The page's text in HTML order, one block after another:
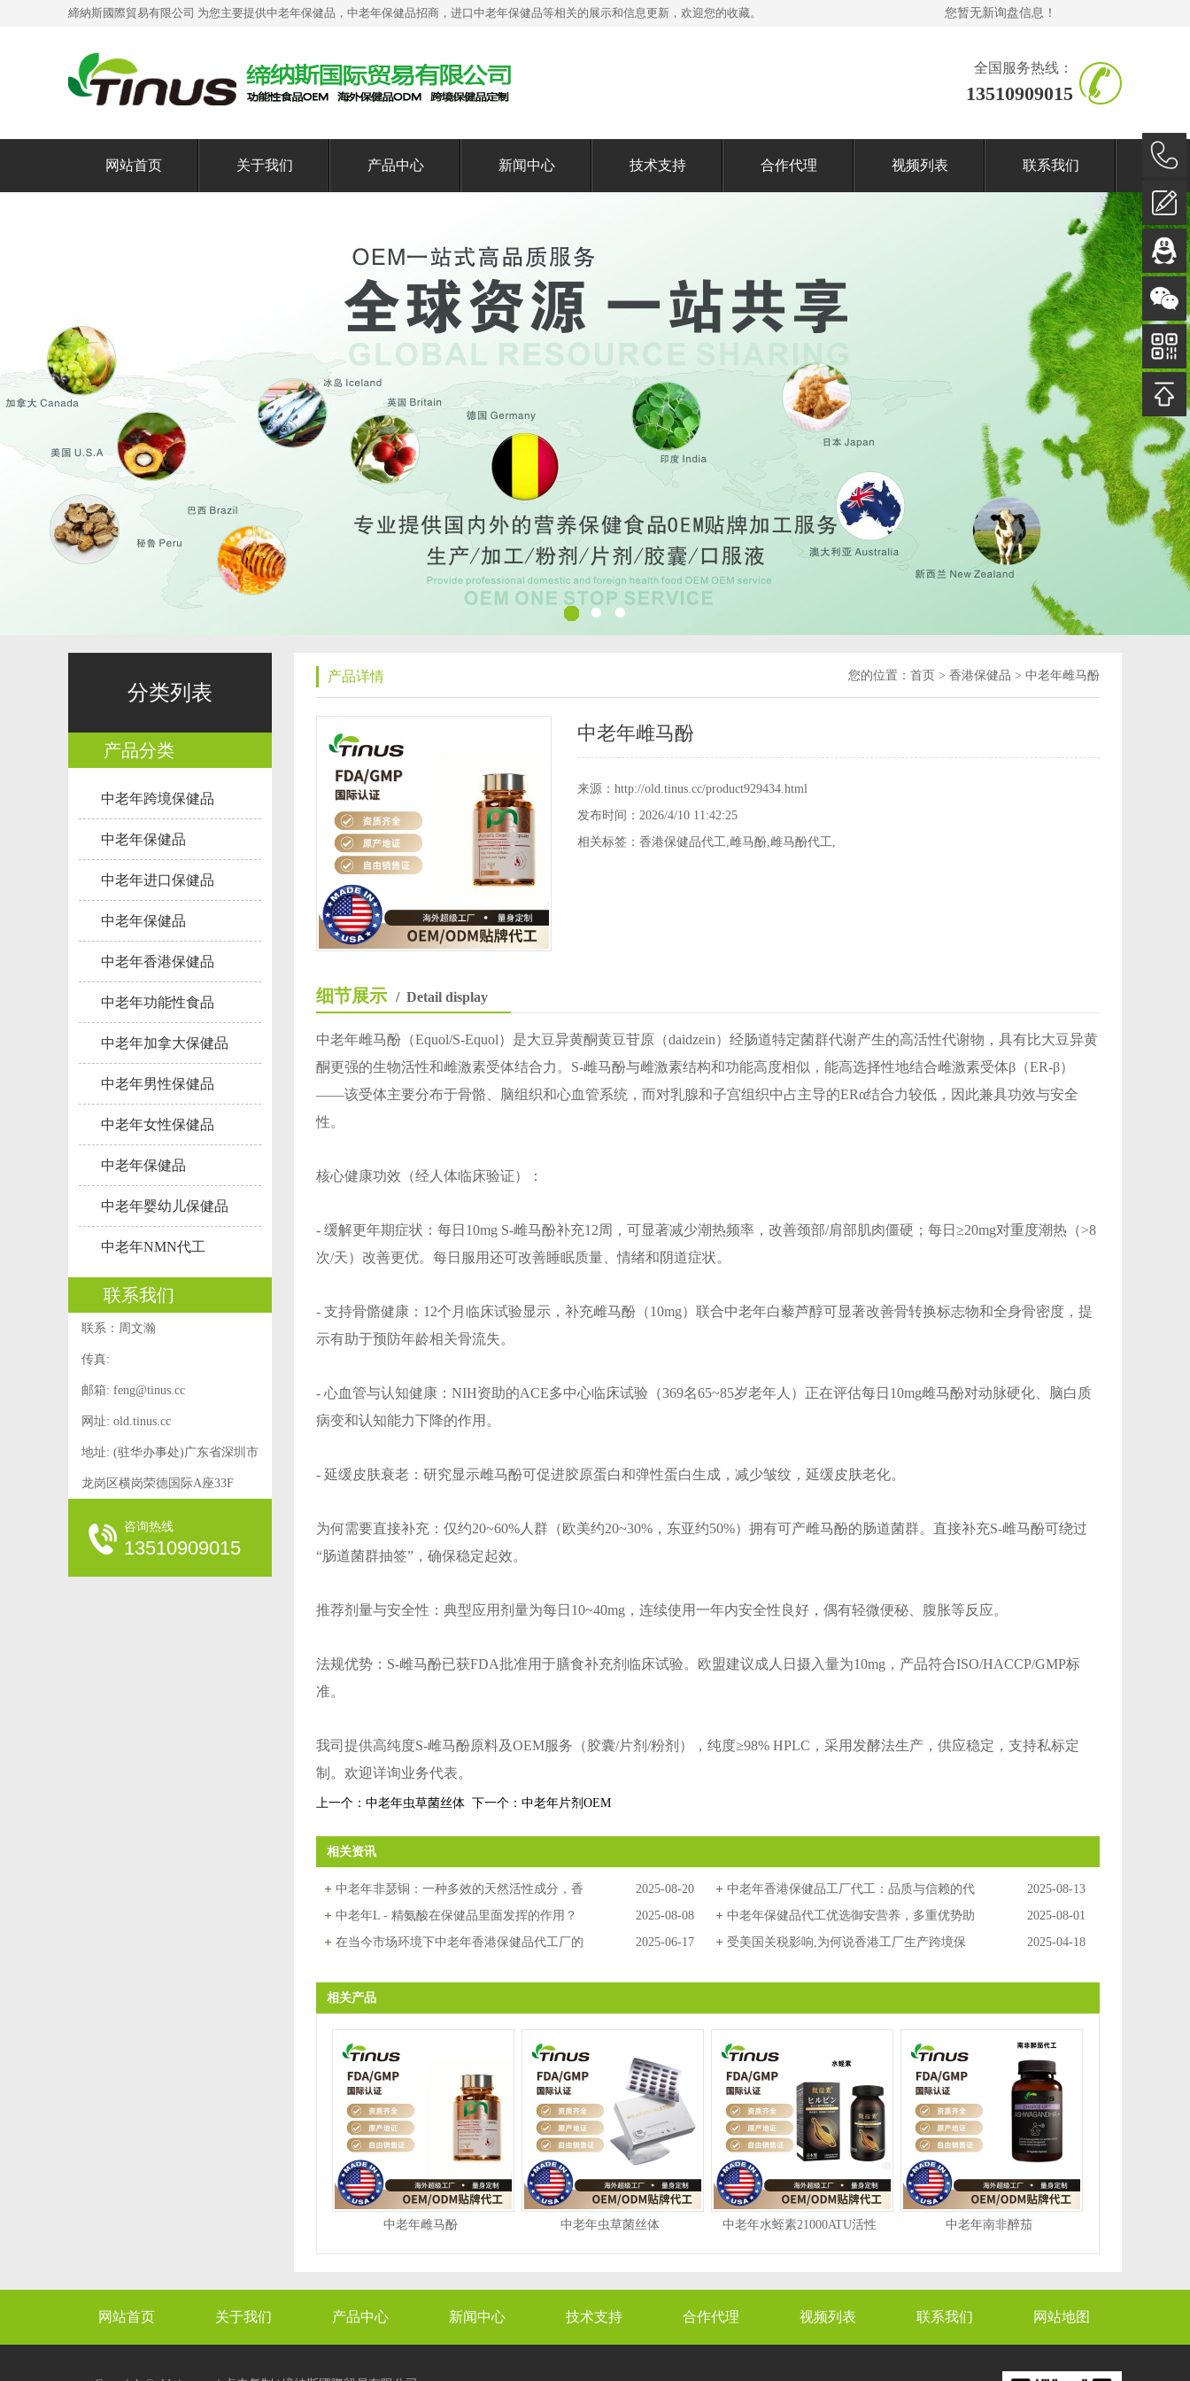
締納斯國際貿易有限公司 为您主要提供中老年保健品 ，中老年保健品招商，进口中老年保健品等相关的展示和信息更新，欢迎您的收藏。 您暂无新询盘信息！
全国服务热线：
13510909015
网站首页 关于我们 产品中心 新闻中心 技术支持 合作代理 视频列表 联系我们
分类列表
产品分类
中老年跨境保健品
中老年保健品
中老年进口保健品
中老年保健品
中老年香港保健品
中老年功能性食品
中老年加拿大保健品
中老年男性保健品
中老年女性保健品
中老年保健品
中老年婴幼儿保健品
中老年NMN代工
联系我们
联系：周文瀚
传真:
邮箱: feng@tinus.cc
网址: old.tinus.cc
地址: (驻华办事处)广东省深圳市
龙岗区横岗荣德国际A座33F
咨询热线
13510909015
产品详情 您的位置： 首页 > 香港保健品 > 中老年雌马酚
中老年雌马酚
来源：http://old.tinus.cc/product929434.html
发布时间：2026/4/10 11:42:25
相关标签： 香港保健品代工,雌马酚,雌马酚代工,
细节展示 / Detail display
中老年雌马酚 （Equol/S-Equol）是大豆异黄酮黄豆苷原（daidzein）经肠道特定菌群代谢产生的高活性代谢物，具有比大豆异黄
酮更强的生物活性和雌激素受体结合力。S-雌马酚与雌激素结构和功能高度相似，能高选择性地结合雌激素受体β（ER-β）
——该受体主要分布于骨骼、脑组织和心血管系统，而对乳腺和子宫组织中占主导的ERα结合力较低，因此兼具功效与安全
性。
核心健康功效（经人体临床验证）：
- 缓解更年期症状：每日10mg S-雌马酚补充12周，可显著减少潮热频率，改善颈部/肩部肌肉僵硬；每日≥20mg对重度潮热（>8
次/天）改善更优。每日服用还可改善睡眠质量、情绪和阴道症状。
- 支持骨骼健康：12个月临床试验显示，补充雌马酚（10mg）联合中老年白藜芦醇可显著改善骨转换标志物和全身骨密度，提
示有助于预防年龄相关骨流失。
- 心血管与认知健康：NIH资助的ACE多中心临床试验（369名65~85岁老年人）正在评估每日10mg雌马酚对动脉硬化、脑白质
病变和认知能力下降的作用。
- 延缓皮肤衰老：研究显示雌马酚可促进胶原蛋白和弹性蛋白生成，减少皱纹，延缓皮肤老化。
为何需要直接补充：仅约20~60%人群（欧美约20~30%，东亚约50%）拥有可产雌马酚的肠道菌群。直接补充S-雌马酚可绕过
“肠道菌群抽签”，确保稳定起效。
推荐剂量与安全性：典型应用剂量为每日10~40mg，连续使用一年内安全性良好，偶有轻微便秘、腹胀等反应。
法规优势：S-雌马酚已获FDA批准用于膳食补充剂临床试验。欧盟建议成人日摄入量为10mg，产品符合ISO/HACCP/GMP标
准。
我司提供高纯度S-雌马酚原料及OEM服务（胶囊/片剂/粉剂），纯度≥98% HPLC，采用发酵法生产，供应稳定，支持私标定
制。欢迎详询业务代表。
上一个： 中老年虫草菌丝体 下一个： 中老年片剂OEM
相关资讯
中老年非瑟铜：一种多效的天然活性成分，香
港保健品代工来为您讲解
2025-08-20
中老年香港保健品工厂代工：品质与信赖的代
名词
2025-08-13
中老年L - 精氨酸在保健品里面发挥的作用？
香港保健品代工为你介绍
2025-08-08
中老年保健品代工优选御安营养，多重优势助
力全球市场拓展
2025-08-01
在当今市场环境下中老年香港保健品代工厂的
2025-06-17
受美国关税影响,为何说香港工厂生产跨境保
2025-04-18
相关产品
中老年雌马酚 中老年虫草菌丝体 中老年水蛭素21000ATU活性 中老年南非醉茄
网站首页 关于我们 产品中心 新闻中心 技术支持 合作代理 视频列表 联系我们 网站地图